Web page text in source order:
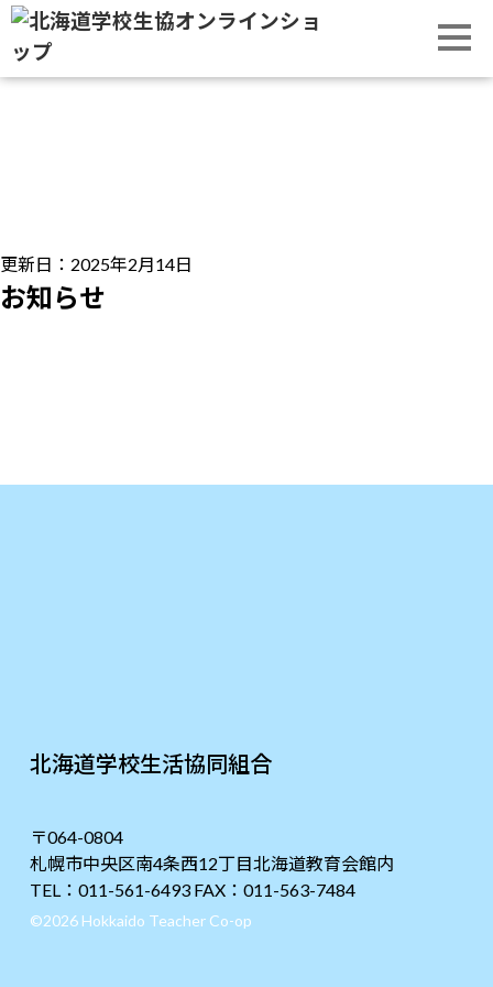
2025ファイターズ_組合員様特別クーポン
のご案内
更新日：2025年2月14日
お知らせ
北海道学校生活協同組合
〒064-0804
札幌市中央区南4条西12丁目北海道教育会館内
TEL：011-561-6493 FAX：011-563-7484
©2026 Hokkaido Teacher Co-op